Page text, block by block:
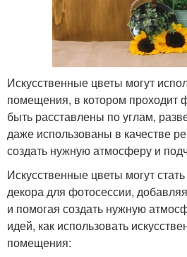
Искусственные цветы могут
помещения, в котором проходит
быть расставлены по углам,
даже использованы в качестве
создать нужную атмосферу и
Искусственные цветы могут
декора для фотосессии,
и помогая создать нужную
идей, как использовать
помещения: